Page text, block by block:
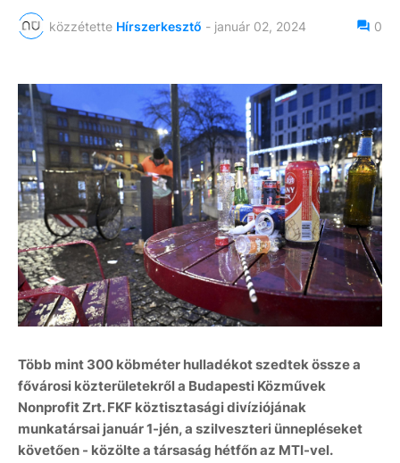
közzétette Hírszerkesztő - január 02, 2024 0
Több mint 300 köbméter hulladékot szedtek össze a
fővárosi közterületekről a Budapesti Közművek
Nonprofit Zrt. FKF köztisztasági divíziójának
munkatársai január 1-jén, a szilveszteri ünnepléseket
követően - közölte a társaság hétfőn az MTI-vel.